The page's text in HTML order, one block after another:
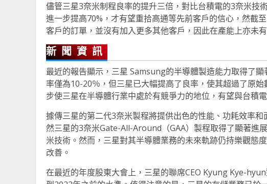
儘管三星3奈米制程良率的提升三倍，對比台積電的3奈米技
進一步提高70%，才有望重拾高通等先前客戶的信心，然截
客戶的訂單，並沒有加入更多其他客戶，因此在產能上亦未
新聞資訊
最近的報告顯示，三星 Samsung的半導體製造能力取得了
率僅為10-20％，但三星已大幅提高了良率，使其超過了原
步使三星在半導體行業中處於有競爭力的地位，有望與台積
據傳三星的第二代3奈米製程將提供出色的性能、功耗效率
然三星的3奈米Gate-All-Around（GAA）製程取得了顯著進
米技術。然而，三星對其半導體業務的未來軌跡仍持樂觀態
改善。
在最近的年度股東大會上，三星的聯席CEO Kyung Kye-